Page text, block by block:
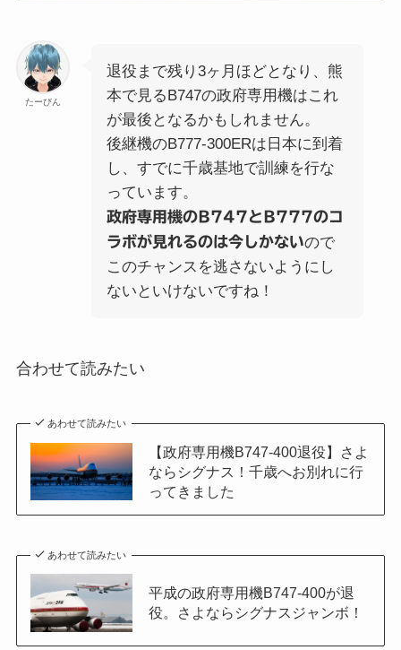
たーびん
退役まで残り3ヶ月ほどとなり、熊
本で見るB747の政府専用機はこれ
が最後となるかもしれません。
後継機のB777-300ERは日本に到着
し、すでに千歳基地で訓練を行な
っています。
政府専用機のB747とB777のコ
ラボが見れるのは今しかないので
このチャンスを逃さないようにし
ないといけないですね！
合わせて読みたい
あわせて読みたい
【政府専用機B747-400退役】さよ
ならシグナス！千歳へお別れに行
ってきました
あわせて読みたい
平成の政府専用機B747-400が退
役。さよならシグナスジャンボ！